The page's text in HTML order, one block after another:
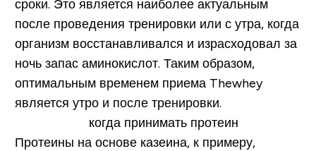
сроки. Это является наиболее актуальным
после проведения тренировки или с утра, когда
организм восстанавливался и израсходовал за
ночь запас аминокислот. Таким образом,
оптимальным временем приема Thewhey
является утро и после тренировки.
Протеины на основе казеина, к примеру,